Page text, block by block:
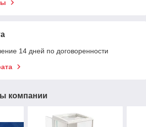
14 дней по договоренности
компании